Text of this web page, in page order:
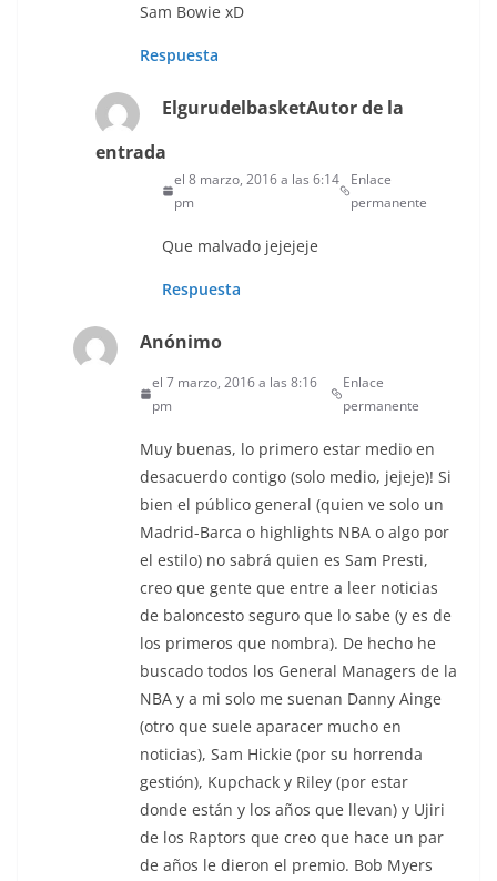
Sam Bowie xD
Respuesta
ElgurudelbasketAutor de la
entrada
el 8 marzo, 2016 a las 6:14
pm
Enlace
permanente
Que malvado jejejeje
Respuesta
Anónimo
el 7 marzo, 2016 a las 8:16
pm
Enlace
permanente
Muy buenas, lo primero estar medio en
desacuerdo contigo (solo medio, jejeje)! Si
bien el público general (quien ve solo un
Madrid-Barca o highlights NBA o algo por
el estilo) no sabrá quien es Sam Presti,
creo que gente que entre a leer noticias
de baloncesto seguro que lo sabe (y es de
los primeros que nombra). De hecho he
buscado todos los General Managers de la
NBA y a mi solo me suenan Danny Ainge
(otro que suele aparacer mucho en
noticias), Sam Hickie (por su horrenda
gestión), Kupchack y Riley (por estar
donde están y los años que llevan) y Ujiri
de los Raptors que creo que hace un par
de años le dieron el premio. Bob Myers